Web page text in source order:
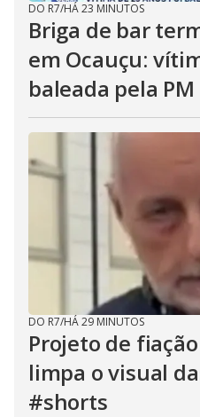
DO R7/HÁ 23 MINUTOS
Briga de bar
em Ocauçu:
baleada pela PM
DO R7/HÁ 29 MINUTOS
Projeto de
limpa o visual
#shorts